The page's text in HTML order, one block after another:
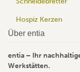
Hospiz Kerzen
Über entia
entia – Ihr
Werkstätten.